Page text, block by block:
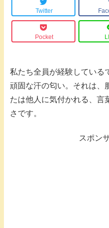
Twitter
Pocket
私たち全員が経験している
頑固な汗の匂い。それは、
たは他人に気付かれる、言
さです。
スポン